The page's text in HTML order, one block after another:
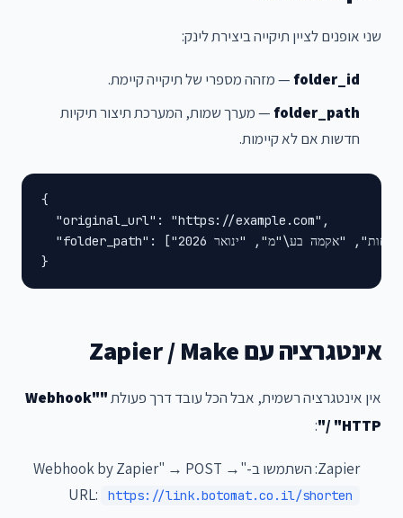
שני אופנים לציין תיקייה ביצירת לינק:
folder_id— מזהה מספרי של תיקייה קיימת.
folder_path— מערך שמות, המערכת תיצור תיקיות
חדשות אם לא קיימות.
{
  "original_url": "https://example.com",
  "folder_path": ["לקוחות", "אקמה בע\"מ", "ינואר 2026"]
}
אינטגרציה עם Zapier / Make
אין אינטגרציה רשמית, אבל הכל עובד דרך פעולת "Webhook"
/ "HTTP"
:
Zapier: השתמשו ב-"Webhook by Zapier" → POST →
URL:
https://link.botomat.co.il/shorten